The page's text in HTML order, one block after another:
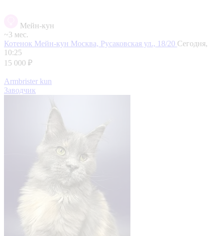
Мейн-кун
~3 мес.
Котенок Мейн-кун Москва, Русаковская ул., 18/20 Сегодня,
10:25
15 000 ₽
Armbrister kun
Заводчик